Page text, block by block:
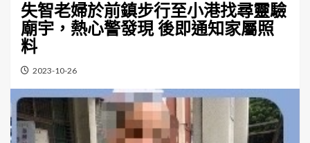
失智老婦於前鎮步行至小港找尋靈驗
廟宇，熱心警發現 後即通知家屬照
料
2023-10-26